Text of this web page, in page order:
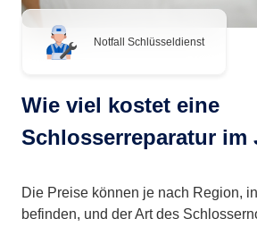
Notfall Schlüsseldienst
Wie viel kostet eine
Schlosserreparatur im
Die Preise können je nach Region,
befinden, und der Art des